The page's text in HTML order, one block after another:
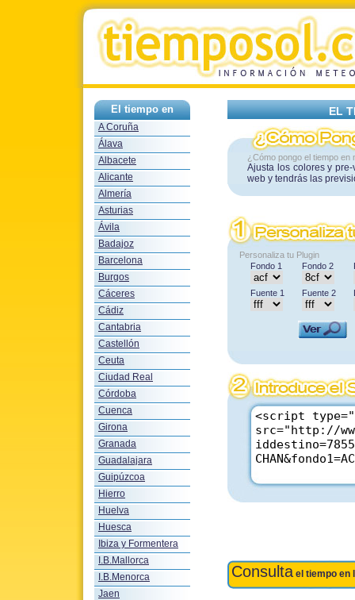
El tiempo en
A Coruña
Álava
Albacete
Alicante
Almería
Asturias
Ávila
Badajoz
Barcelona
Burgos
Cáceres
Cádiz
Cantabria
Castellón
Ceuta
Ciudad Real
Córdoba
Cuenca
Girona
Granada
Guadalajara
Guipúzcoa
Hierro
Huelva
Huesca
Ibiza y Formentera
I.B.Mallorca
I.B.Menorca
Jaen
EL
¿Cómo pongo el tiempo en
Ajusta los colores y
web y tendrás las
Personaliza tu Plugin
Fondo 1
Fondo 2
Fuente 1 Fuente 2
Consulta el tiempo en